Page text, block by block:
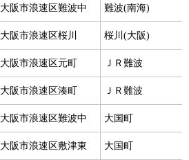
大阪市浪速区難波中 難波(南海)
大阪市浪速区桜川 桜川(大阪)
大阪市浪速区元町 ＪＲ難波
大阪市浪速区湊町 ＪＲ難波
大阪市浪速区難波中 大国町
大阪市浪速区敷津東 大国町